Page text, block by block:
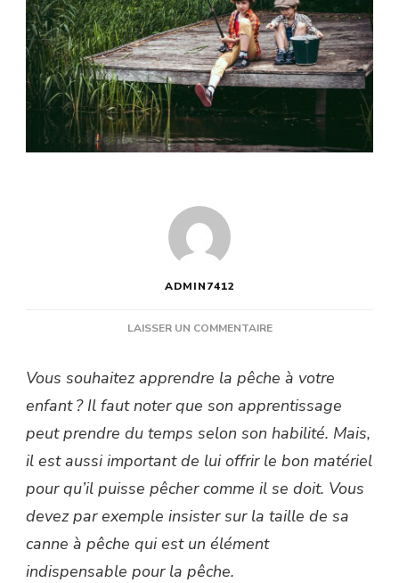
ADMIN7412
LAISSER UN COMMENTAIRESUR
DE
CANNE
PÊCHE
POUR
ENFANT
?
Vous souhaitez apprendre la pêche à votre
enfant ? Il faut noter que son apprentissage
peut prendre du temps selon son habilité. Mais,
il est aussi important de lui offrir le bon matériel
pour qu’il puisse pêcher comme il se doit. Vous
devez par exemple insister sur la taille de sa
canne à pêche qui est un élément
indispensable pour la pêche.